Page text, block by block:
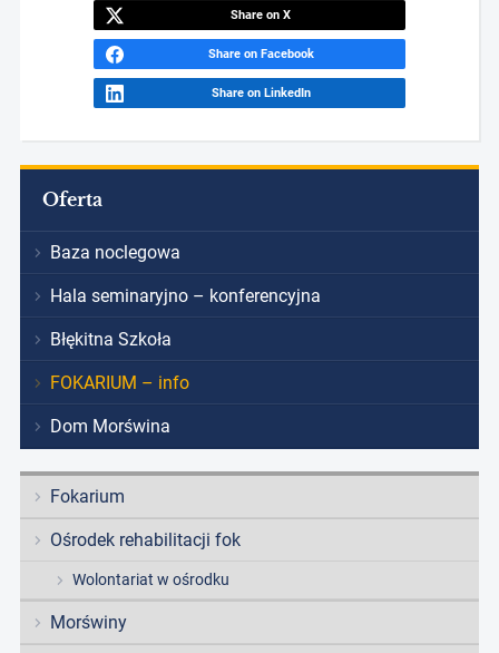
Oferta
Baza noclegowa
Hala seminaryjno – konferencyjna
Błękitna Szkoła
FOKARIUM – info
Dom Morświna
Fokarium
Ośrodek rehabilitacji fok
Wolontariat w ośrodku
Morświny
Share on X
Share on Facebook
Share on LinkedIn